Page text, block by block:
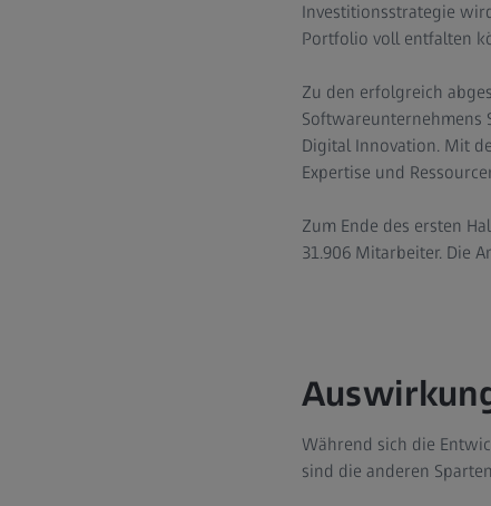
Investitionsstrategie
Portfolio voll entfalten
Zu den erfolgreich
Softwareunternehmens
Digital Innovation. Mit
Expertise und
Zum Ende des ersten
31.906 Mitarbeiter. Die
Während sich die
sind die anderen